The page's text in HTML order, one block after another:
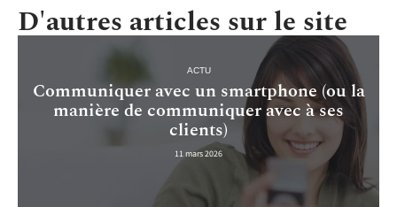
D'autres articles sur le site
ACTU
Communiquer avec un smartphone (ou la
manière de communiquer avec à ses
clients)
11 mars 2026